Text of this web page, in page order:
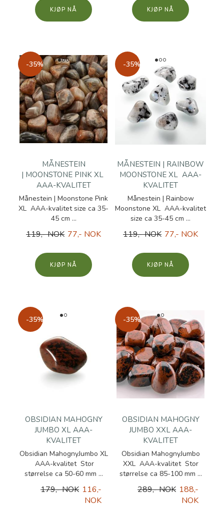
KJØP KJØP
-35%
MÅNESTEIN
| MOONSTONE PINK XL
AAA-KVALITET
Månestein | Moonstone Pink
XL AAA-kvalitet size ca 35-
45 cm ...
119,- NOK 77,- NOK
KJØP
-35%
MÅNESTEIN | RAINBOW
MOONSTONE XL AAA-
KVALITET
Månestein | Rainbow
Moonstone XL AAA-kvalitet
size ca 35-45 cm ...
119,- NOK 77,- NOK
KJØP
-35%
OBSIDIAN MAHOGNY
JUMBO XL AAA-
KVALITET
Obsidian MahognyJumbo XL
AAA-kvalitet Stor
størrelse ca 50-60 mm ...
179,- NOK 116,-
NOK
-35%
OBSIDIAN MAHOGNY
JUMBO XXL AAA-
KVALITET
Obsidian MahognyJumbo
XXL AAA-kvalitet Stor
størrelse ca 85-100 mm ...
289,- NOK 188,-
NOK